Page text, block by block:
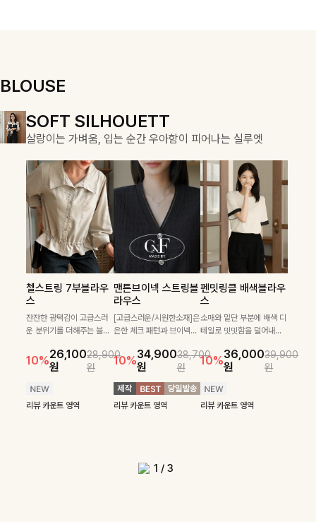
BLOUSE
SOFT SILHOUETT
살랑이는 가벼움, 입는 순간 우아함이 피어나는 실루엣
첼스트링 7부블라우
스
잔잔한 광택감이 고급스러
운 분위기를 더해주는 블라
프릴 밑단이 자연스럽게 실
루엣을 살려주며, 여유로운
스러운 무드를 완성해준답
니다 🤍
10%26,100
원
28,900
원
리뷰 카운트 영역
맨튼브이넥 스트링블
라우스
[고급스러운/시원한소재]은
은한 체크 패턴과 브이넥으
로 고급스러운 디테일을 넣
었으며 밑단스트링으로 핏
을 더욱 깔끔하게 잡아주는
블라우스예요 :)
10%34,900
원
38,700
원
리뷰 카운트 영역
펜밋링클 배색블라우
스
소매와 밑단 부분에 배색 디
테일로 밋밋함을 덜어내고
클 소재로 구김 걱정없이 즐
길 수 있는 블라우스랍니
10%36,000
원
39,900
원
리뷰 카운트 영역
COZY ESSENTIAL
매일의 일상을 부드럽게 감싸줄 니트 컬렉션
켐펜던트 꽈배기니트
꽈배기 짜임에 미니 펜던트
로 센스있는 아웃핏을 완성
해주는 반팔니트예요- 소프
방 소재로 누구나 부담없이
입기 좋아요
15%원
원
리뷰 카운트 영역
칠스트라이프 카라7
부니트
[골드버튼/클래식무드🤍]
스트라이프 패턴으로 데일
이템입니다 카라넥 디자인
으로 깔끔한 이미지로 만들
어 주는 7부 니트입니다 ~
10%31,900
원
35,400
원
리뷰 카운트 영역
폴딘울 골지유넥니트
[여리핏/가벼운착용감]은은
하게 더해진 울 함유 소재로
포근하면서도 가볍게 착용
짜임 디테일이 슬림한 실루
엣을 연출해주며, 부드러운
로 즐기기 좋답니다🤍
10%원
원
리뷰 카운트 영역
DOUBLE THE JOY
함께할 때 더욱 완벽한, 합리적인 선택으로 채우는 즐거움
필첸체크 스트링블라
우스+플레어스커트
SET
[활용도 좋은 투피스]은은한
체크 패턴과 허리 스트링 디
테일이 어우러진 투피스 세트
입니다. 여유로운 상의와 풍
성하게 퍼지는 롱스커트가 자
연스러운 체형 커버는 물론,
단품으로도 다양하게 활용하
42,900
원
49,800
캠릿리본 뷔스티에원
피스+티셔츠SET
[여름코디추천👍]뷔스티에
원피스와 티셔츠가 세트로 구
성되어 코디 고민 없이 완성
도 높은 스타일링을 연출해주
는 아이템 🤍 레이어드한 듯
센스 있는 무드로 데일리하게
편안하게 즐기기 좋아요 ✨
14%39,900
원
46,300
원
리뷰 카운트 영역
테킷미 레터링티셔츠
+반바지SET
[데일리부터 여행룩까지]감
각적인 레터링 티셔츠와 플레
어 핏 반바지가 함께 구성된
세트 아이템으로, 편안하면서
도 캐주얼한 꾸안꾸룩을 완성
해드립니다 ✨🩵
18%29,900
원
36,400
원
리뷰 카운트 영역
1 / 3